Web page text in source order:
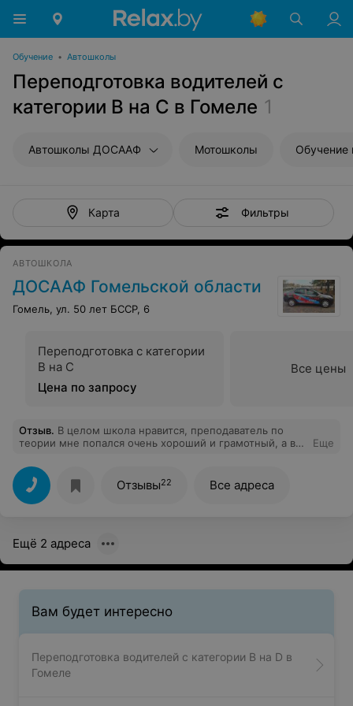
Обучение • Автошколы
Переподготовка водителей с
категории В на С в Гомеле 1
Автошколы ДОСААФ Мотошколы Обучение
Карта Фильтры
АВТОШКОЛА
ДОСААФ Гомельской области
Гомель, ул. 50 лет БССР, 6
Переподготовка с категории
В на С
Цена по запросу
Все цены
Отзыв. В целом школа нравится, преподаватель по
теории мне попался очень хороший и грамотный, а вот
нарушает дистанцию приличия между собой и
соответственно обучающимся, поэтому я очень
разочарована, что таких людей ещё допускают к
обучению вождению на автомобиле!!!!!!И
молчать, даже если он вам ставит какие либо
идите жаловаться, такое не должно быть
нравственность!!!!!!!!!!!! Школа находится по
ул.Гагарина
Еще
Отзывы22 Все адреса
Ещё 2 адреса
Вам будет интересно
Переподготовка водителей с категории В на D в
Гомеле